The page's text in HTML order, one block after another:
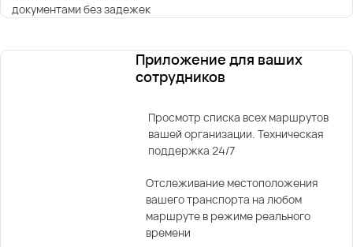
документами без задежек
Приложение для ваших
сотрудников
Просмотр списка всех маршрутов
вашей организации. Техническая
поддержка 24/7
Отслеживание местоположения
вашего транспорта на любом
маршруте в режиме реального
времени